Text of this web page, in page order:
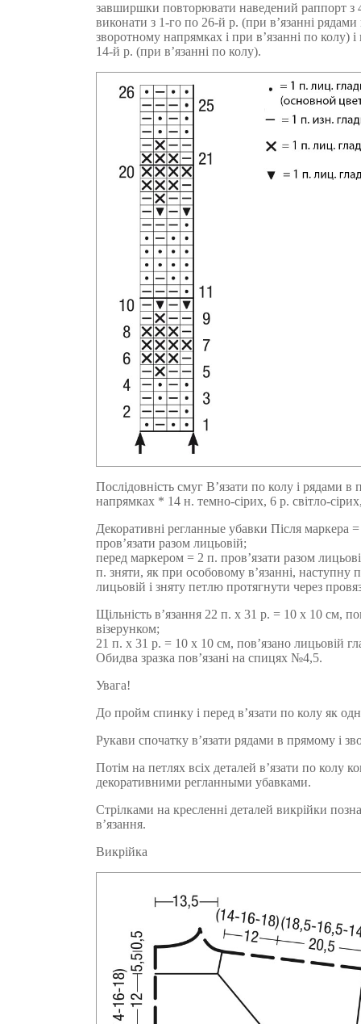
завширшки повторювати наведений раппорт з
виконати з 1-го по 26-й р. (при в’язанні
зворотному напрямках і при в’язанні по колу) і
14-й р. (при в’язанні по колу).
Послідовність смуг В’язати по колу і рядами
напрямках * 14 н. темно-сірих, 6 р. світло-
Декоративні регланные убавки Після маркера
пров’язати разом лицьовій;
перед маркером = 2 п. пров’язати разом
п. зняти, як при особовому в’язанні, наступну
лицьовій і зняту петлю протягнути через
Щільність в’язання 22 п. х 31 р. = 10 х 10 см,
візерунком;
21 п. х 31 р. = 10 х 10 см, пов’язано лицьовій
Обидва зразка пов’язані на спицях №4,5.
Увага!
До пройм спинку і перед в’язати по колу як
Рукави спочатку в’язати рядами в прямому і
Потім на петлях всіх деталей в’язати по колу
декоративними регланными убавками.
Стрілками на кресленні деталей викрійки
в’язання.
Викрійка